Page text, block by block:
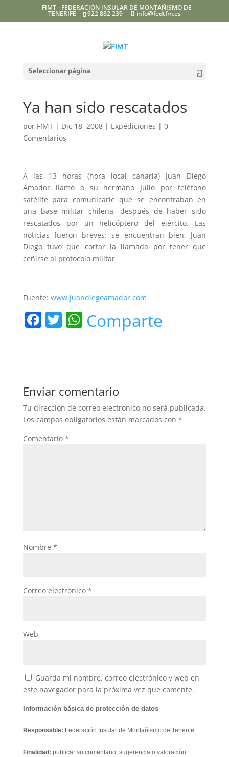
FIMT - FEDERACIÓN INSULAR DE MONTAÑISMO DE
TENERIFE 922 882 239 info@fedtfm.es
Seleccionar página
Ya han sido rescatados
por FIMT| Dic 18, 2008| Expediciones | 0
Comentarios
A las 13 horas (hora local canaria) Juan Diego
Amador llamó a su hermano Julio por teléfono
satélite para comunicarle que se encontraban en
una base militar chilena, después de haber sido
rescatados por un helicóptero del ejército. Las
noticias fueron breves: se encuentran bien. Juan
Diego tuvo que cortar la llamada por tener que
ceñirse al protocolo militar.
Fuente: www.juandiegoamador.com
F
b
o
o
k
T W
A
p
p
Comparte
Enviar comentario
Tu dirección de correo electrónico no será publicada.
Los campos obligatorios están marcados con *
Comentario *
Nombre *
Correo electrónico *
Web
Guarda mi nombre, correo electrónico y web en
este navegador para la próxima vez que comente.
Información básica de protección de datos
Responsable: Federación Insular de Montañismo de Tenerife.
Finalidad: publicar su comentario, sugerencia o valoración.